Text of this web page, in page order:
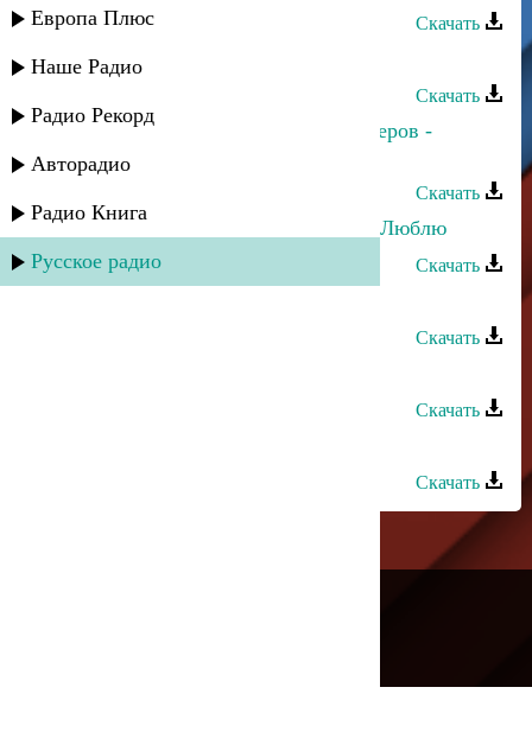
Европа Плюс
Наше Радио
Радио Рекорд
Авторадио
Радио Книга
Русское радио
Скачать
Аташка Умаров - Яна яна...
Скачать
Умалав Кебедов и Магомед Аликперов -
Карие глаза
Скачать
Умалав Кебедов и Хава Газахова - Люблю
Скачать
Скачать
Скачать
Скачать